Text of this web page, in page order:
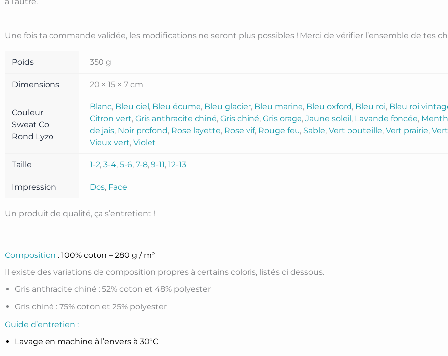
Une fois ta commande validée, les modifications ne seront plus possibles ! Merci de vérifier l’ensemble de tes
Poids 350 g
Dimensions 20 × 15 × 7 cm
Couleur
Sweat Col
Rond Lyzo
Blanc, Bleu ciel, Bleu écume, Bleu glacier, Bleu marine, Bleu oxford, Bleu roi, Bleu roi
Citron vert,Gris anthracite chiné,Gris chiné,Gris orage,Jaune soleil, Lavande foncée,
de jais, Noir profond, Rose layette, Rose vif, Rouge feu, Sable,Vert bouteille,Vert prairie,
Vieux vert,Violet
Taille 1-2,3-4,5-6,7-8,9-11,12-13
Impression Dos, Face
Un produit de qualité, ça s’entretient !
Composition : 100% coton – 280 g / m²
Il existe des variations de composition propres à certains coloris, listés ci dessous.
Gris anthracite chiné : 52% coton et 48% polyester
Gris chiné : 75% coton et 25% polyester
Guide d’entretien :
Lavage en machine à l’envers à 30°C